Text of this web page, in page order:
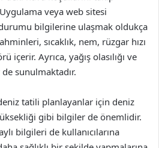
veya web sitesi
bilgilerine ulaşmak oldukça
sıcaklık, nem, rüzgar hızı
içerir. Ayrıca, yağış olasılığı ve
sunulmaktadır.
tatili planlayanlar için deniz
gibi bilgiler de önemlidir.
bilgileri de kullanıcılarına